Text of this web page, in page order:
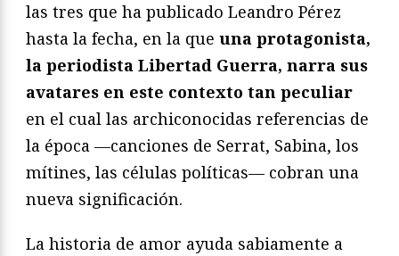
las tres que ha publicado Leandro Pérez
hasta la fecha, en la que una protagonista,
la periodista Libertad Guerra, narra sus
avatares en este contexto tan peculiar
en el cual las archiconocidas referencias de
la época —canciones de Serrat, Sabina, los
mítines, las células políticas— cobran una
nueva significación.
La historia de amor ayuda sabiamente a